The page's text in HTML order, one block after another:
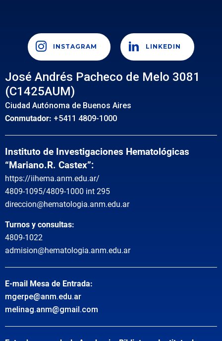
INSTAGRAM LINKEDIN
José Andrés Pacheco de Melo 3081
(C1425AUM)
Ciudad Autónoma de Buenos Aires
Conmutador: +5411 4809-1000
Instituto de Investigaciones Hematológicas
“Mariano.R. Castex”:
https://iihema.anm.edu.ar/
4809-1095/4809-1000 int 295
direccion@hematologia.anm.edu.ar
Turnos y consultas:
4809-1022
admision@hematologia.anm.edu.ar
E-mail Mesa de Entrada:
mgerpe@anm.edu.ar
melinag.anm@gmail.com